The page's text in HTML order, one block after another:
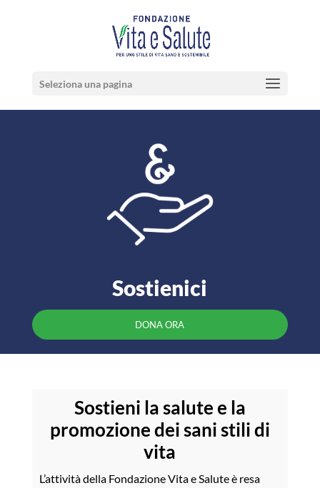
Seleziona una pagina
Sostienici
DONA ORA
Sostieni la salute e la
promozione dei sani stili di
vita
L’attività della Fondazione Vita e Salute è resa